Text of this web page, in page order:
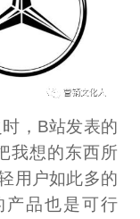
，B站发表的
我想的东西所
用户如此多的
产品也是可行